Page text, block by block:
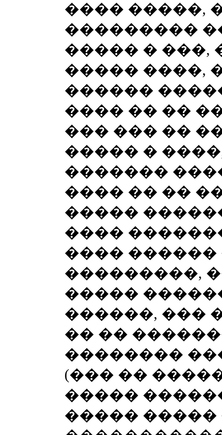
���� �����,
���������
����� � ���,
����� ����,
������
���� �� ��
��� ��� ��
����� �
�������
���� �� ��
�����
����
���� ������
���������,
�����
������, ���
�� ��
��������
(��� ��
�����
����� �����